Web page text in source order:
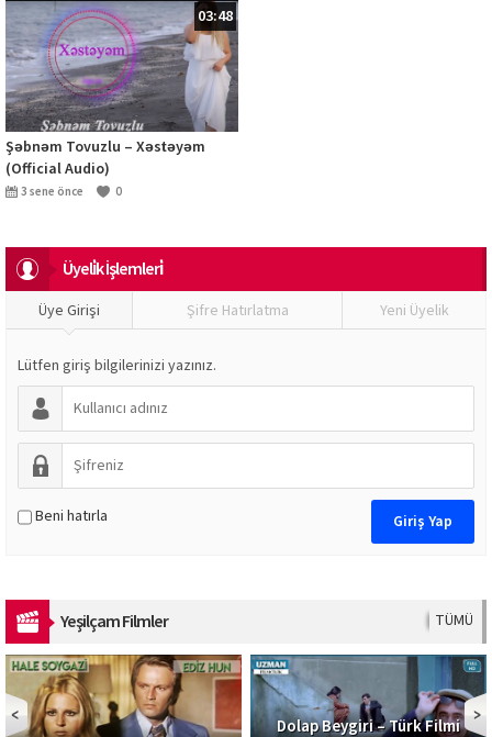
03:48
Şəbnəm Tovuzlu – Xəstəyəm
(Official Audio)
3 sene önce 0
Üyeli̇k İşlemleri̇
Üye Girişi Şifre Hatırlatma Yeni Üyelik
Lütfen giriş bilgilerinizi yazınız.
Beni hatırla
Yeşilçam Filmler TÜMÜ
Dolap Beygiri – Türk Filmi
Güzel Şoför | Filiz